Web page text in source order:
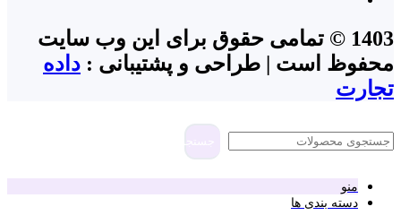
1403 © تمامی حقوق برای این وب سایت
محفوظ است | طراحی و پشتیبانی : داده
تجارت
منو
دسته بندی ها